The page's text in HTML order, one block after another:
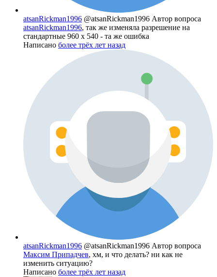
atsanRickman1996 @atsanRickman1996 Автор вопроса
atsanRickman1996, так же изменяла разрешение на
стандартные 960 x 540 - та же ошибка
Написано более трёх лет назад
atsanRickman1996 @atsanRickman1996 Автор вопроса
Максим Припадчев, хм, и что делать? ни как не
изменить ситуацию?
Написано более трёх лет назад